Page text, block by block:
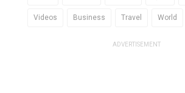
Videos Business Travel World
ADVERTISEMENT